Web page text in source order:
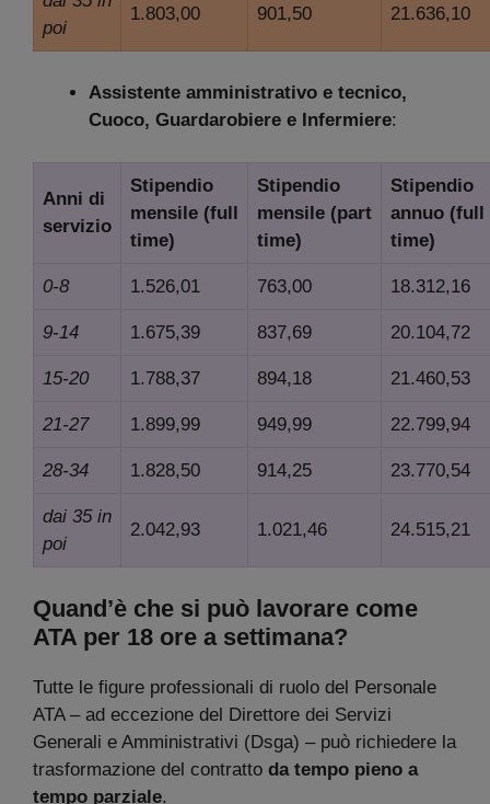
poi
1.803,00 901,50 21.636,10
Assistente amministrativo e tecnico,
Cuoco, Guardarobiere e Infermiere:
Anni di
servizio
Stipendio
mensile (full
time)
Stipendio
mensile (part
time)
Stipendio
annuo (full
time)
0-8 1.526,01 763,00 18.312,16
9-14 1.675,39 837,69 20.104,72
15-20 1.788,37 894,18 21.460,53
21-27 1.899,99 949,99 22.799,94
28-34 1.828,50 914,25 23.770,54
dai 35 in
poi
2.042,93 1.021,46 24.515,21
Quand’è che si può lavorare come
ATA per 18 ore a settimana?
Tutte le figure professionali di ruolo del Personale
ATA – ad eccezione del Direttore dei Servizi
Generali e Amministrativi (Dsga) – può richiedere la
trasformazione del contratto da tempo pieno a
tempo parziale.